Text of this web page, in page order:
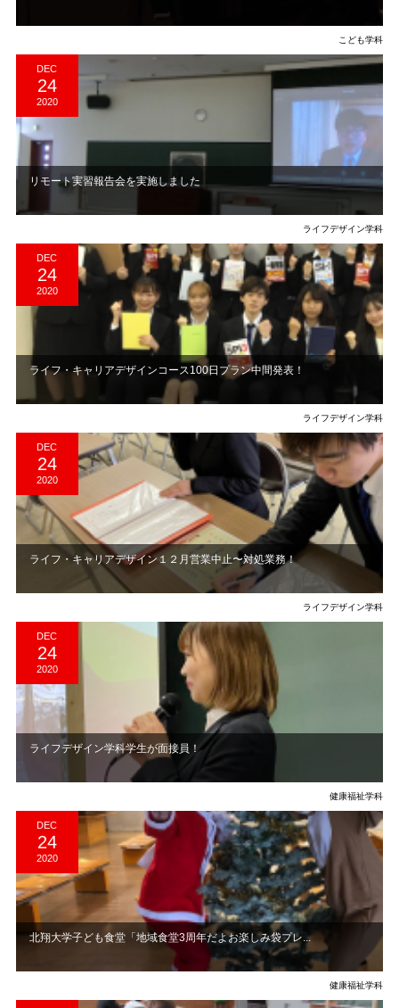
こども学科
DEC
24
2020
​リモート実習報告会を実施しました
ライフデザイン学科
DEC
24
2020
ライフ・キャリアデザインコース100日プラン中間発表！
ライフデザイン学科
DEC
24
2020
ライフ・キャリアデザイン１２月営業中止〜対処業務！
ライフデザイン学科
DEC
24
2020
ライフデザイン学科学生が面接員！
健康福祉学科
DEC
24
2020
北翔大学子ども食堂「地域食堂3周年だよお楽しみ袋プレ...
健康福祉学科